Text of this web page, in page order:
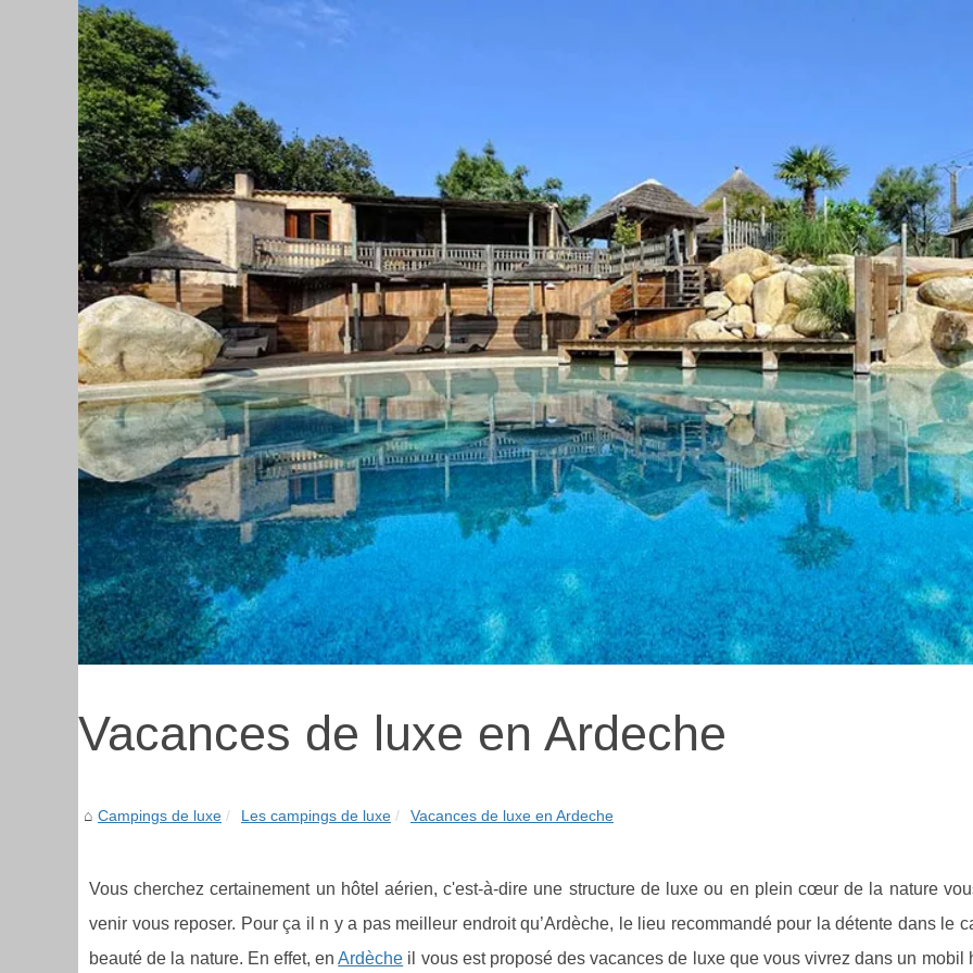
Vacances de luxe en Ardeche
Campings de luxe Les campings de luxe Vacances de luxe en Ardeche
Vous cherchez certainement un hôtel aérien, c'est-à-dire une structure de luxe ou en plein cœur de la nature
venir vous reposer. Pour ça il n y a pas meilleur endroit qu’Ardèche, le lieu recommandé pour la détente dans le
beauté de la nature. En effet, enArdèche il vous est proposé des vacances de luxe que vous vivrez dans un mobil